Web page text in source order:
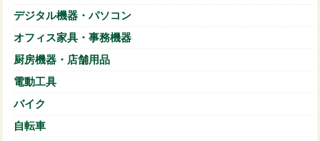
デジタル機器・パソコン
オフィス家具・事務機器
厨房機器・店舗用品
電動工具
バイク
自転車